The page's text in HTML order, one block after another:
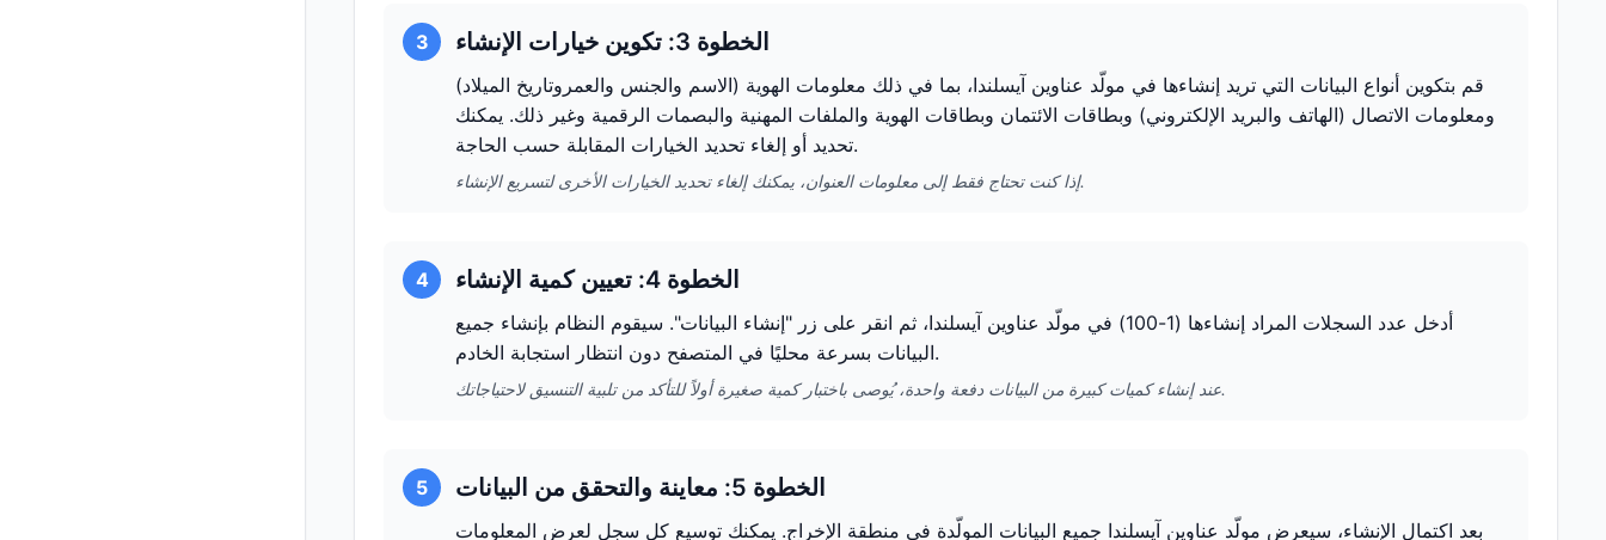
3 الخطوة 3: تكوين خيارات الإنشاء
قم بتكوين أنواع البيانات التي تريد إنشاءها في مولّد عناوين آيسلندا، بما في ذلك معلومات الهوية (الاسم والجنس والعمروتاريخ الميلاد)
ومعلومات الاتصال (الهاتف والبريد الإلكتروني) وبطاقات الائتمان وبطاقات الهوية والملفات المهنية والبصمات الرقمية وغير ذلك. يمكنك
تحديد أو إلغاء تحديد الخيارات المقابلة حسب الحاجة.
إذا كنت تحتاج فقط إلى معلومات العنوان، يمكنك إلغاء تحديد الخيارات الأخرى لتسريع الإنشاء.
4 الخطوة 4: تعيين كمية الإنشاء
أدخل عدد السجلات المراد إنشاءها (1-100) في مولّد عناوين آيسلندا، ثم انقر على زر "إنشاء البيانات". سيقوم النظام بإنشاء جميع
البيانات بسرعة محليًا في المتصفح دون انتظار استجابة الخادم.
عند إنشاء كميات كبيرة من البيانات دفعة واحدة، يُوصى باختبار كمية صغيرة أولاً للتأكد من تلبية التنسيق لاحتياجاتك.
5 الخطوة 5: معاينة والتحقق من البيانات
بعد اكتمال الإنشاء، سيعرض مولّد عناوين آيسلندا جميع البيانات المولّدة في منطقة الإخراج. يمكنك توسيع كل سجل لعرض المعلومات